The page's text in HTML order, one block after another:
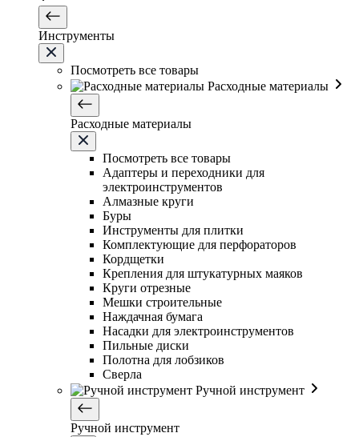
Инструменты
Посмотреть все товары
Расходные материалы
Расходные материалы
Посмотреть все товары
Адаптеры и переходники для
электроинструментов
Алмазные круги
Буры
Инструменты для плитки
Комплектующие для перфораторов
Кордщетки
Крепления для штукатурных маяков
Круги отрезные
Мешки строительные
Наждачная бумага
Насадки для электроинструментов
Пильные диски
Полотна для лобзиков
Сверла
Ручной инструмент
Ручной инструмент